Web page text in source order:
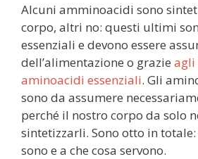
Alcuni amminoacidi sono
corpo, altri no: questi ultimi
essenziali e devono essere
dell’alimentazione o grazie agli
aminoacidi essenziali. Gli
sono da assumere
perché il nostro corpo da solo
sintetizzarli. Sono otto in
sono e a che cosa servono.